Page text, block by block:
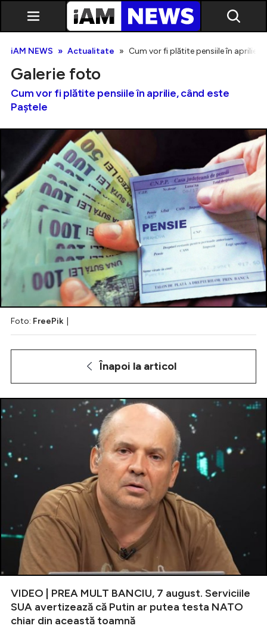
Exclusiv
Creează cont
iAM NEWS Actualitate Cum vor fi plătite pensiile în aprilie,
Galerie foto
Cum vor fi plătite pensiile în aprilie, când este
Paștele
Foto: FreePik
Înapoi la articol
VIDEO | PREA MULT BANCIU, 7 august. Serviciile
SUA avertizează că Putin ar putea testa NATO
chiar din această toamnă